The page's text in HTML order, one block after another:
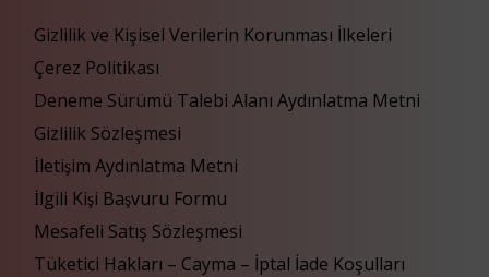
Gizlilik ve Kişisel Verilerin Korunması İlkeleri
Çerez Politikası
Deneme Sürümü Talebi Alanı Aydınlatma Metni
Gizlilik Sözleşmesi
İletişim Aydınlatma Metni
İlgili Kişi Başvuru Formu
Mesafeli Satış Sözleşmesi
Tüketici Hakları – Cayma – İptal İade Koşulları